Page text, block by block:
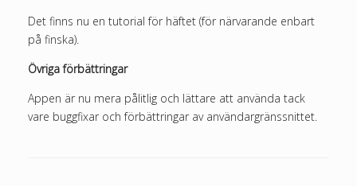
Det finns nu en tutorial för häftet (för närvarande enbart
på finska).
Övriga förbättringar
Appen är nu mera pålitlig och lättare att använda tack
vare buggfixar och förbättringar av användargränssnittet.